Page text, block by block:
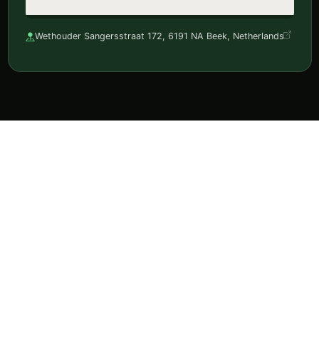
Wethouder Sangersstraat 172, 6191 NA Beek, Netherlands